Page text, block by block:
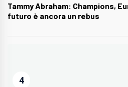
Tammy Abraham: Champions,
futuro è ancora un rebus
4